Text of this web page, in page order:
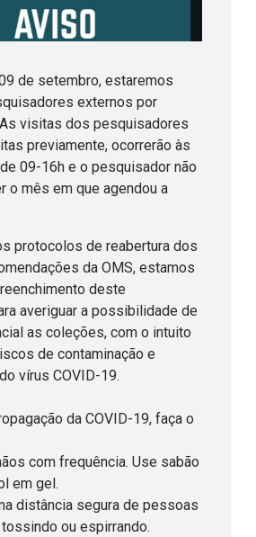
de setembro, estaremos
externos por
visitas dos pesquisadores
previamente, ocorrerão às
09-16h e o pesquisador não
o mês em que agendou a
protocolos de reabertura dos
da OMS, estamos
deste
averiguar a possibilidade de
as coleções, com o intuito
de contaminação e
vírus COVID-19.
da COVID-19, faça o
com frequência. Use sabão
em gel.
distância segura de pessoas
ou espirrando.